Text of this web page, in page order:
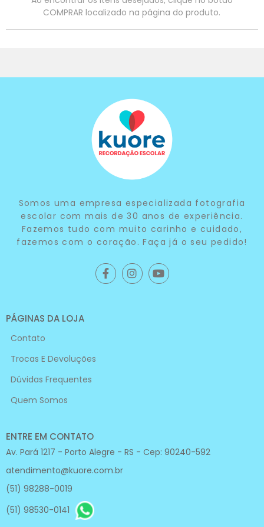
COMPRAR localizado na página do produto.
Somos uma empresa especializada fotografia
escolar com mais de 30 anos de experiência.
Fazemos tudo com muito carinho e cuidado,
fazemos com o coração. Faça já o seu pedido!
PÁGINAS DA LOJA
Contato
Trocas E Devoluções
Dúvidas Frequentes
Quem Somos
ENTRE EM CONTATO
Av. Pará 1217 - Porto Alegre - RS - Cep: 90240-592
atendimento@kuore.com.br
(51) 98288-0019
(51) 98530-0141